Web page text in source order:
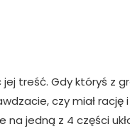
treść. Gdy któryś z
czy miał
jedną z 4 części